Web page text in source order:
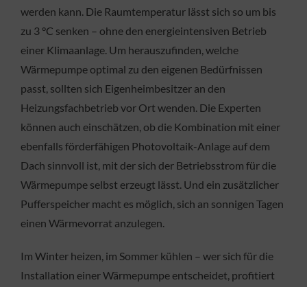
werden kann. Die Raumtemperatur lässt sich so um bis
zu 3 °C senken – ohne den energieintensiven Betrieb
einer Klimaanlage. Um herauszufinden, welche
Wärmepumpe optimal zu den eigenen Bedürfnissen
passt, sollten sich Eigenheimbesitzer an den
Heizungsfachbetrieb vor Ort wenden. Die Experten
können auch einschätzen, ob die Kombination mit einer
ebenfalls förderfähigen Photovoltaik-Anlage auf dem
Dach sinnvoll ist, mit der sich der Betriebsstrom für die
Wärmepumpe selbst erzeugt lässt. Und ein zusätzlicher
Pufferspeicher macht es möglich, sich an sonnigen Tagen
einen Wärmevorrat anzulegen.
Im Winter heizen, im Sommer kühlen – wer sich für die
Installation einer Wärmepumpe entscheidet, profitiert